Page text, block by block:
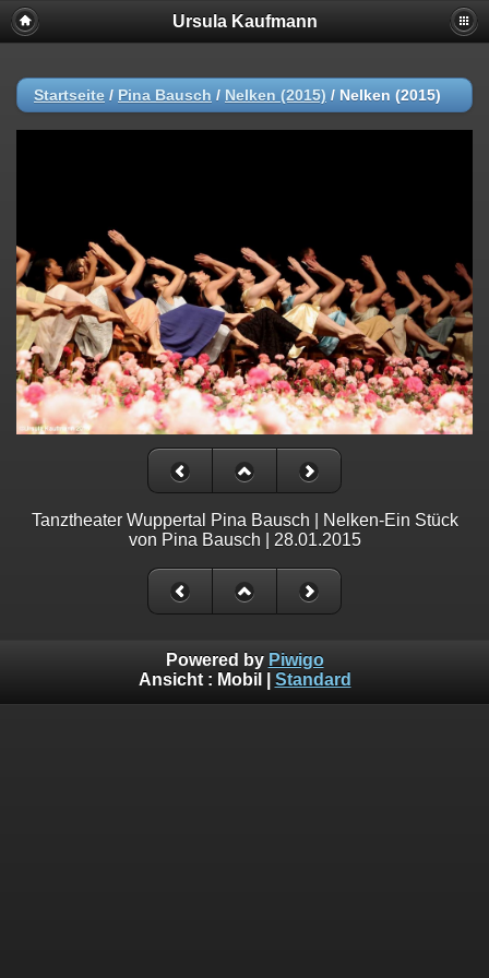
Ursula Kaufmann
Startseite / Pina Bausch / Nelken (2015) / Nelken (2015)
Tanztheater Wuppertal Pina Bausch | Nelken-Ein Stück
von Pina Bausch | 28.01.2015
Powered by Piwigo
Ansicht : Mobil Standard